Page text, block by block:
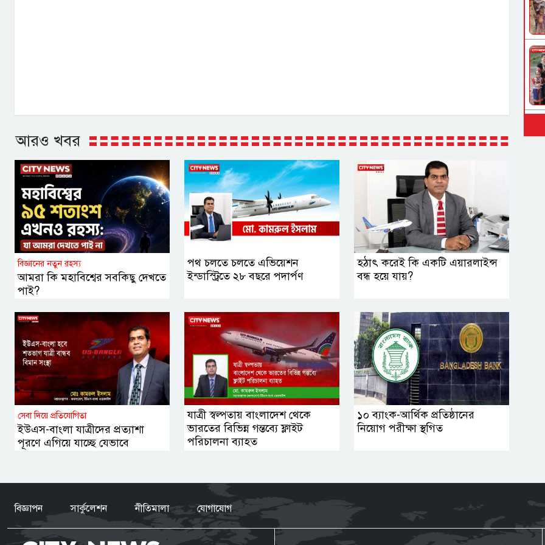
আরও খবর
বিজ্ঞানের নতুন রহস্য
আমরা কি মহাবিশ্বের সবকিছু দেখতে
পাই?
পথ চলতে চলতে এভিয়েশন
ইন্ডাস্ট্রিতে ২৮ বছরে পদার্পণ
হঠাৎ করেই কি একটি এয়ারলাইন্স
বন্ধ হয়ে যায়?
সেবা দিয়ে প্রতিযোগিতা
ইউএস-বাংলা যাত্রীদের প্রত্যাশা
পূরণে এগিয়ে যাচ্ছে যেভাবে
যাত্রী স্বল্পতায় বাংলাদেশ থেকে
ভারতের বিভিন্ন গন্তব্যে ফ্লাইট
পরিচালনা ব্যাহত
১০ ব্যাংক-আর্থিক প্রতিষ্ঠানের
নিয়োগ পরীক্ষা স্থগিত
বিজ্ঞাপন সার্কুলেশন নীতিমালা যোগাযোগ